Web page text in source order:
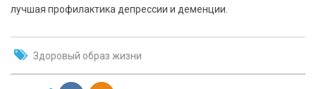
лучшая профилактика депрессии и деменции.
Здоровый образ жизни